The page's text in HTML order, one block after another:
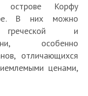
Корфу
В них можно
и
особенно
отличающихся
ценами,